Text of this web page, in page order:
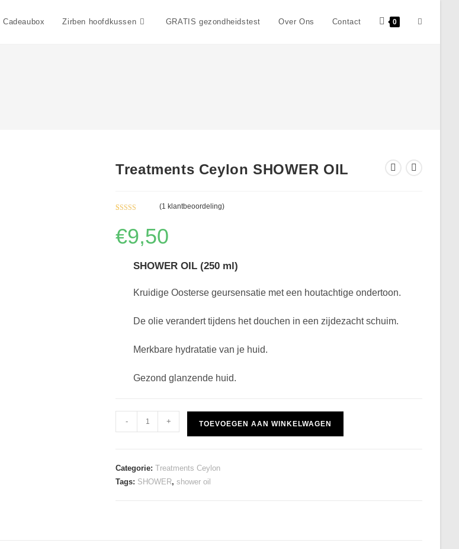
Cadeaubox Zirben hoofdkussen GRATIS gezondheidstest Over Ons Contact 0 Toggle
Treatments Ceylon SHOWER OIL
5.00 op 5
gebaseerd op
(1 klantbeoordeling)
€9,50
SHOWER OIL (250 ml)
Kruidige Oosterse geursensatie met een houtachtige ondertoon.
De olie verandert tijdens het douchen in een zijdezacht schuim.
Merkbare hydratatie van je huid.
Gezond glanzende huid.
Treatments
Ceylon
aantal
- + TOEVOEGEN AAN WINKELWAGEN
Categorie:Treatments Ceylon
Tags: SHOWER,shower oil